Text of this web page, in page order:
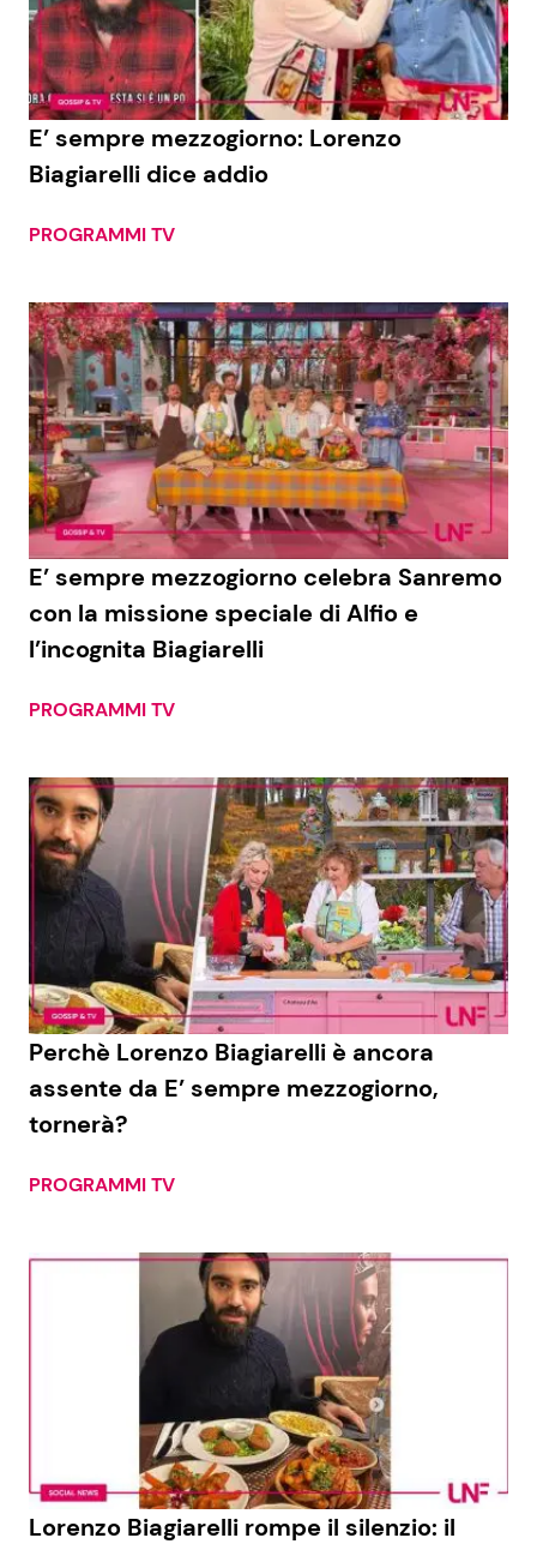
Economia
Persone Scomparse
Fiction e Serie TV
Programmi TV
ShowBiz
News Cinema
News Musica
News Spettacolo
Social News
News dal mondo
Benessere
Casa
Moda e Style
Mondo Mamma
News benessere
Salute
Viaggi e Turismo
Festività
Cucina e Ricette
Le Ricette in TV
Primi Piatti
Ricette Facili e Veloci
Ricette Feste
Ricette per Bambini
Pubblicità
E’ sempre mezzogiorno: Lorenzo
Biagiarelli dice addio
PROGRAMMI TV
E’ sempre mezzogiorno celebra Sanremo
con la missione speciale di Alfio e
l’incognita Biagiarelli
PROGRAMMI TV
Perchè Lorenzo Biagiarelli è ancora
assente da E’ sempre mezzogiorno,
tornerà?
PROGRAMMI TV
Lorenzo Biagiarelli rompe il silenzio: il